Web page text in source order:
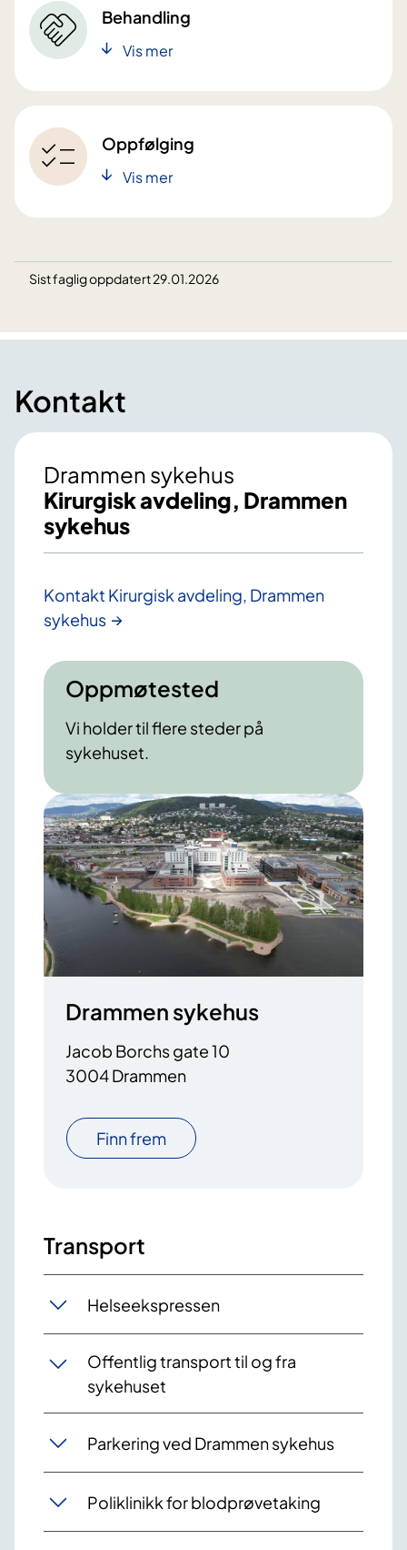
Behandling
Vis mer
Oppfølging
Vis mer
Sist faglig oppdatert 29.01.2026
Kontakt
Drammen sykehus
Kirurgisk avdeling, Drammen
sykehus
Kontakt Kirurgisk avdeling, Drammen
sykehus
Oppmøtested
Vi holder til flere steder på
sykehuset.
Drammen sykehus
Jacob Borchs gate 10
3004 Drammen
Finn frem
Transport
Helseekspressen
Offentlig transport til og fra
sykehuset
Parkering ved Drammen sykehus
Poliklinikk for blodprøvetaking